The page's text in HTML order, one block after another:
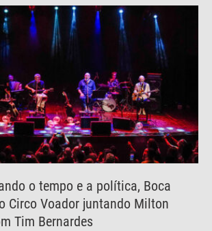
o tempo e a política, Boca
Circo Voador juntando Milton
Tim Bernardes